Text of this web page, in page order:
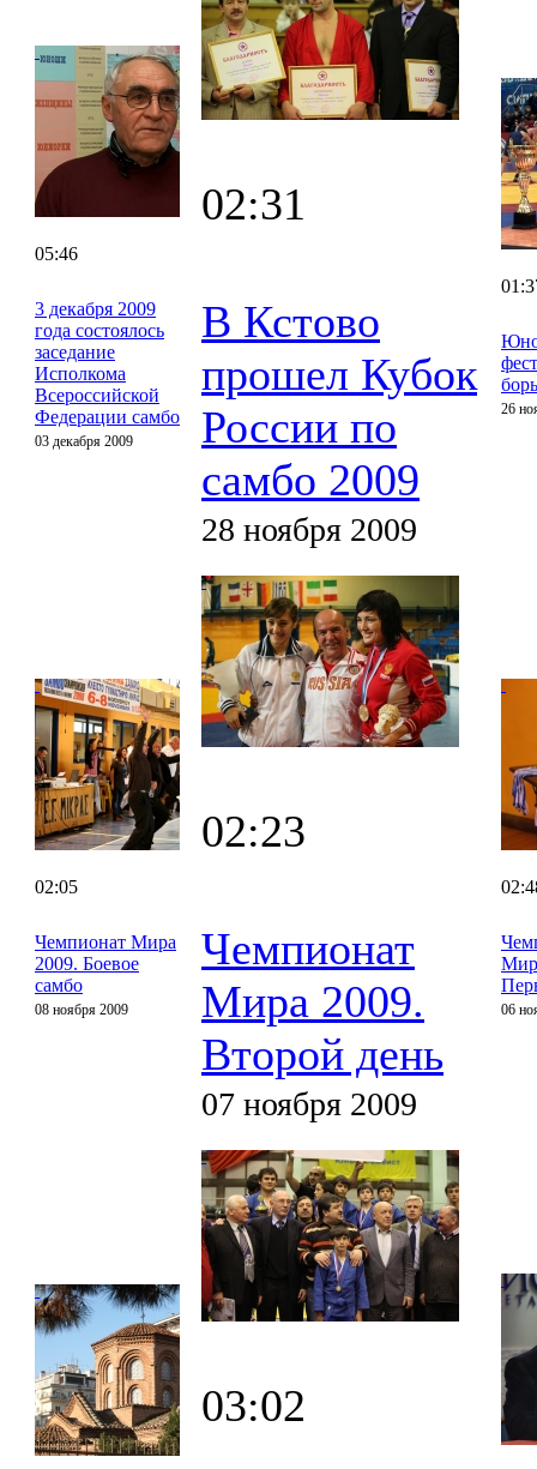
05:46
3 декабря 2009
года состоялось
заседание
Исполкома
Всероссийской
Федерации самбо
03 декабря 2009
02:31
В Кстово
прошел Кубок
России по
самбо 2009
28 ноября 2009
26
02:05
Чемпионат Мира
2009. Боевое
самбо
08 ноября 2009
02:23
Чемпионат
Мира 2009.
Второй день
07 ноября 2009
06
03:02